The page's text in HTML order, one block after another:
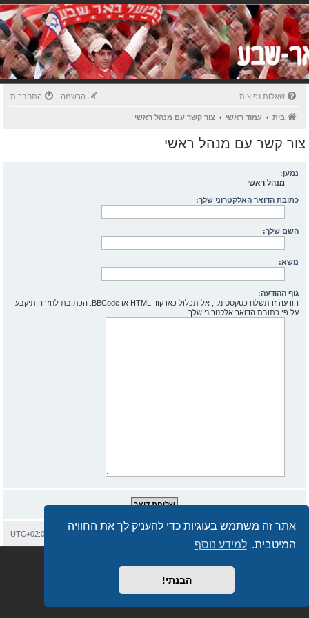
אתר זה משתמש בעוגיות כדי להעניק לך את החוויה
המיטבית. למידע נוסף
הבנתי!
שאלות נפוצות התחברות הרשמה
בית עמוד ראשי צור קשר עם מנהל ראשי
צור קשר עם מנהל ראשי
נמען:
מנהל ראשי
כתובת הדואר האלקטרוני שלך:
השם שלך:
נושא:
גוף ההודעה:
הודעה זו תשלח כטקסט נקי, אל תכלול כאו קוד HTML או BBCode. הכתובת לחזרה תיקבע
על פי כתובת הדואר אלקטרוני שלך.
UTC+02:00 מחיקת עוגיות
Revolution style by
מבוסס עלphpBB.co.il - פורומים בעברית . © 2017 - phpBB.co.il.